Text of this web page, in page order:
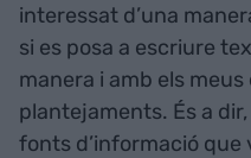
interessat d’una
si es posa a escriure
manera i amb els
plantejaments. És a
fonts d’informació